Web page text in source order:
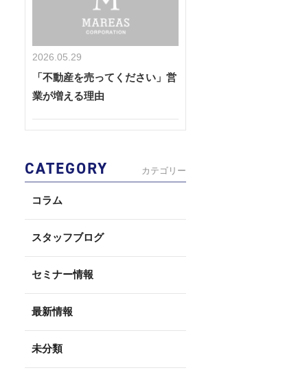
2026.05.29
「不動産を売ってください」営
業が増える理由
CATEGORY カテゴリー
コラム
スタッフブログ
セミナー情報
最新情報
未分類